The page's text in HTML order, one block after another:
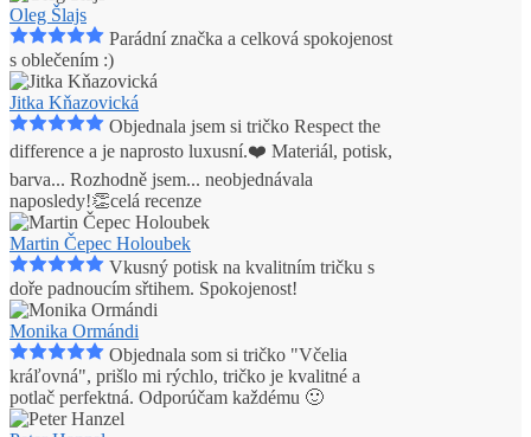
Oleg Šlajs
Parádní značka a celková spokojenost
s oblečením :)
Jitka Kňazovická
Objednala jsem si tričko Respect the
difference a je naprosto luxusní.❤️ Materiál, potisk,
barva... Rozhodně jsem... neobjednávala
naposledy!👏celá recenze
Martin Čepec Holoubek
Vkusný potisk na kvalitním tričku s
doře padnoucím sřtihem. Spokojenost!
Monika Ormándi
Objednala som si tričko "Včelia
kráľovná", prišlo mi rýchlo, tričko je kvalitné a
potlač perfektná. Odporúčam každému 🙂